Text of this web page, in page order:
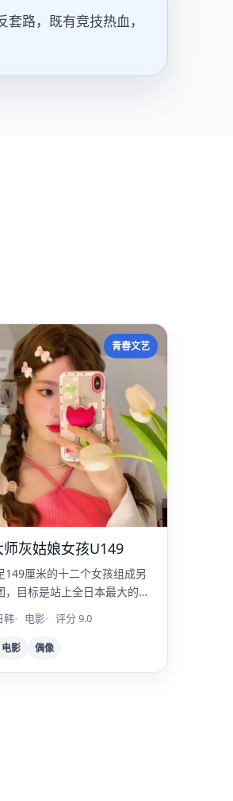
路，既有竞技热血，
青春文艺
灰姑娘女孩U149
149厘米的十二个女孩组成另
，目标是站上全日本最大的巨
韩 电影 评分 9.0
电影 偶像